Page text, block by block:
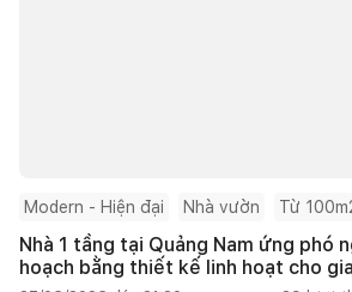
Modern - Hiện đại Nhà vườn Từ
Nhà 1 tầng tại Quảng Nam ứng phó
hoạch bằng thiết kế linh hoạt cho